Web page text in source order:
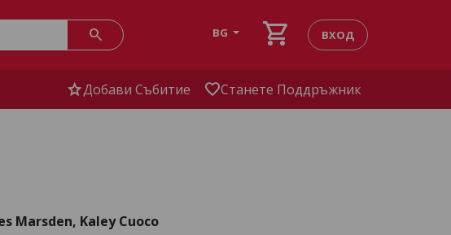
search BG shopping_cart ВХОД
starДобави Събитие favoriteСтанете Поддръжник
Marsden, Kaley Cuoco